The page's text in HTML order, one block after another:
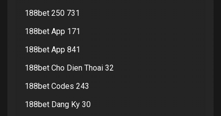
188bet 250 731
188bet App 171
188bet App 841
188bet Cho Dien Thoai 32
188bet Codes 243
188bet Dang Ky 30